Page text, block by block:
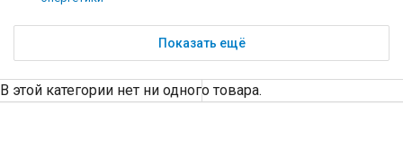
Показать ещё
В этой категории нет ни одного товара.